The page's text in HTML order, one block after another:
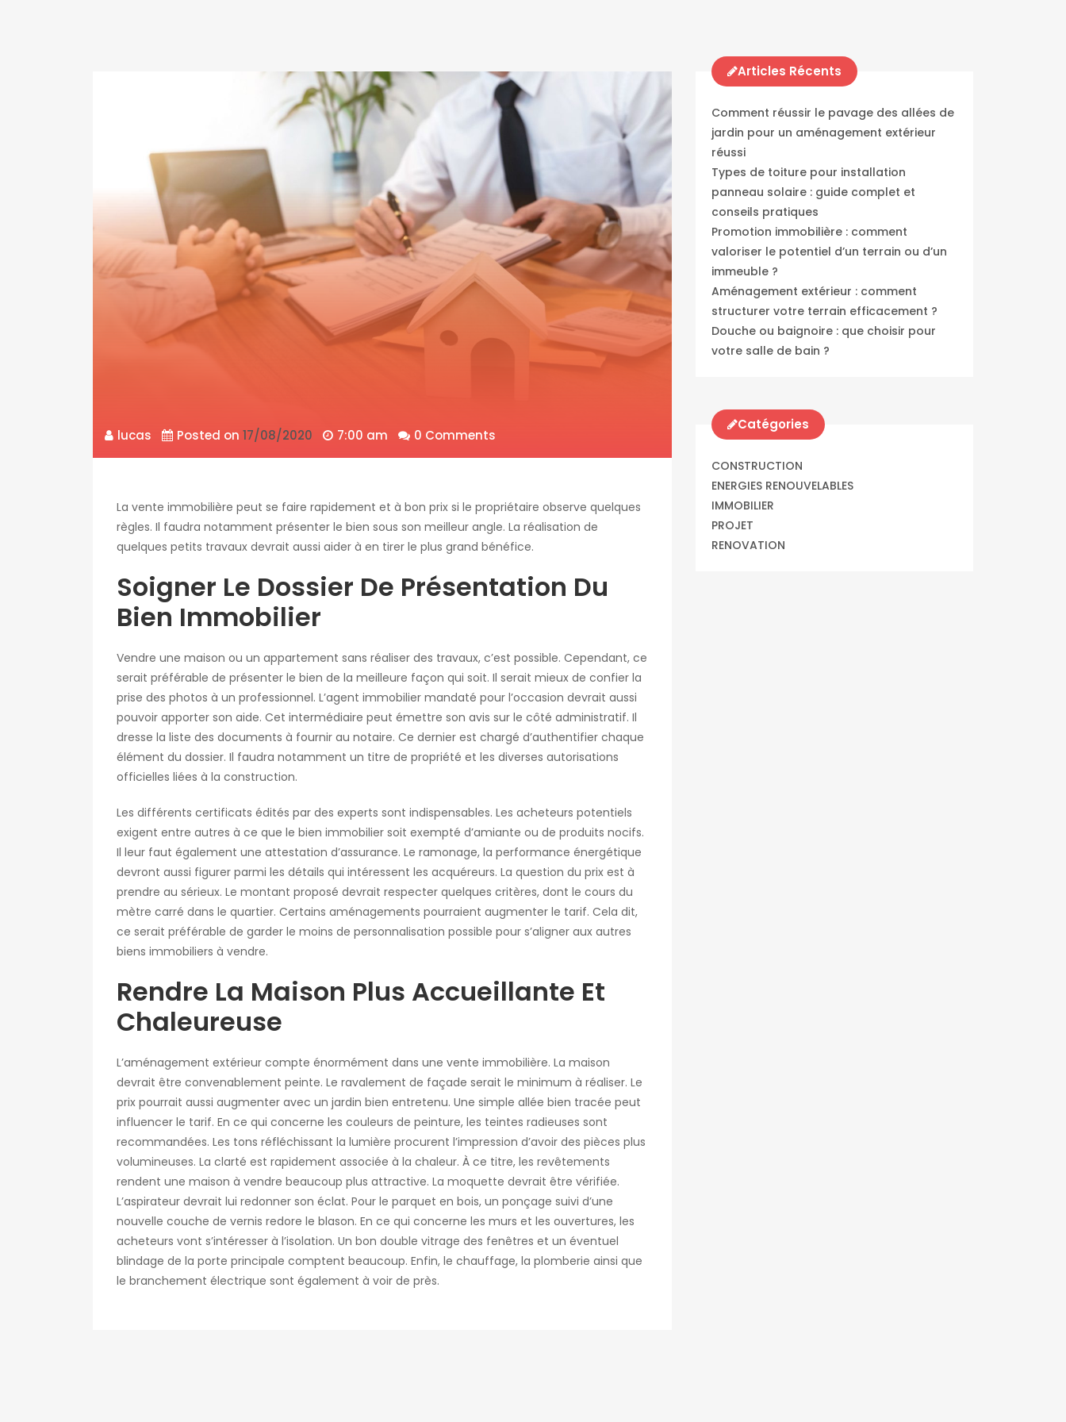
lucas Posted on 17/08/2020 7:00 am 0 Comments
La vente immobilière peut se faire rapidement et à bon prix si le propriétaire observe quelques
règles. Il faudra notamment présenter le bien sous son meilleur angle. La réalisation de
quelques petits travaux devrait aussi aider à en tirer le plus grand bénéfice.
Soigner Le Dossier De Présentation Du
Bien Immobilier
Vendre une maison ou un appartement sans réaliser des travaux, c’est possible. Cependant, ce
serait préférable de présenter le bien de la meilleure façon qui soit. Il serait mieux de confier la
prise des photos à un professionnel. L’agent immobilier mandaté pour l’occasion devrait aussi
pouvoir apporter son aide. Cet intermédiaire peut émettre son avis sur le côté administratif. Il
dresse la liste des documents à fournir au notaire. Ce dernier est chargé d’authentifier chaque
élément du dossier. Il faudra notamment un titre de propriété et les diverses autorisations
officielles liées à la construction.
Les différents certificats édités par des experts sont indispensables. Les acheteurs potentiels
exigent entre autres à ce que le bien immobilier soit exempté d’amiante ou de produits nocifs.
Il leur faut également une attestation d’assurance. Le ramonage, la performance énergétique
devront aussi figurer parmi les détails qui intéressent les acquéreurs. La question du prix est à
prendre au sérieux. Le montant proposé devrait respecter quelques critères, dont le cours du
mètre carré dans le quartier. Certains aménagements pourraient augmenter le tarif. Cela dit,
ce serait préférable de garder le moins de personnalisation possible pour s’aligner aux autres
biens immobiliers à vendre.
Rendre La Maison Plus Accueillante Et
Chaleureuse
L’aménagement extérieur compte énormément dans une vente immobilière. La maison
devrait être convenablement peinte. Le ravalement de façade serait le minimum à réaliser. Le
prix pourrait aussi augmenter avec un jardin bien entretenu. Une simple allée bien tracée peut
influencer le tarif. En ce qui concerne les couleurs de peinture, les teintes radieuses sont
recommandées. Les tons réfléchissant la lumière procurent l’impression d’avoir des pièces plus
volumineuses. La clarté est rapidement associée à la chaleur. À ce titre, les revêtements
rendent une maison à vendre beaucoup plus attractive. La moquette devrait être vérifiée.
L’aspirateur devrait lui redonner son éclat. Pour le parquet en bois, un ponçage suivi d’une
nouvelle couche de vernis redore le blason. En ce qui concerne les murs et les ouvertures, les
acheteurs vont s’intéresser à l’isolation. Un bon double vitrage des fenêtres et un éventuel
blindage de la porte principale comptent beaucoup. Enfin, le chauffage, la plomberie ainsi que
le branchement électrique sont également à voir de près.
Articles Récents
Comment réussir le pavage des allées de
jardin pour un aménagement extérieur
réussi
Types de toiture pour installation
panneau solaire : guide complet et
conseils pratiques
Promotion immobilière : comment
valoriser le potentiel d’un terrain ou d’un
immeuble ?
Aménagement extérieur : comment
structurer votre terrain efficacement ?
Douche ou baignoire : que choisir pour
votre salle de bain ?
Catégories
CONSTRUCTION
ENERGIES RENOUVELABLES
IMMOBILIER
PROJET
RENOVATION